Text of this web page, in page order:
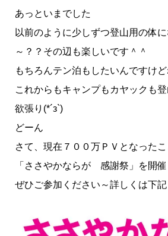
あっといまでした
以前のように少しずつ登山用の体
～？？その辺も楽しいです＾＾
もちろんテン泊もしたいんですけど
これからもキャンプもカヤックも
欲張り(*´з`)
どーん
さて、現在７００万ＰＶとなった
「ささやかならが 感謝祭」を開催
ぜひご参加ください～詳しくは下記